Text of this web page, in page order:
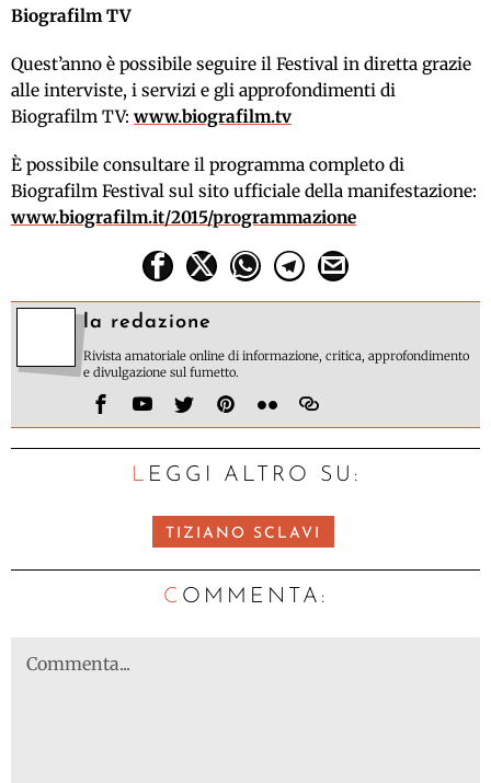
Biografilm TV
Quest’anno è possibile seguire il Festival in diretta grazie
alle interviste, i servizi e gli approfondimenti di
Biografilm TV: www.biografilm.tv
È possibile consultare il programma completo di
Biografilm Festival sul sito ufficiale della manifestazione:
www.biografilm.it/2015/programmazione
la redazione
Rivista amatoriale online di informazione, critica, approfondimento
e divulgazione sul fumetto.
LEGGI ALTRO SU:
TIZIANO SCLAVI
C OMMENTA: